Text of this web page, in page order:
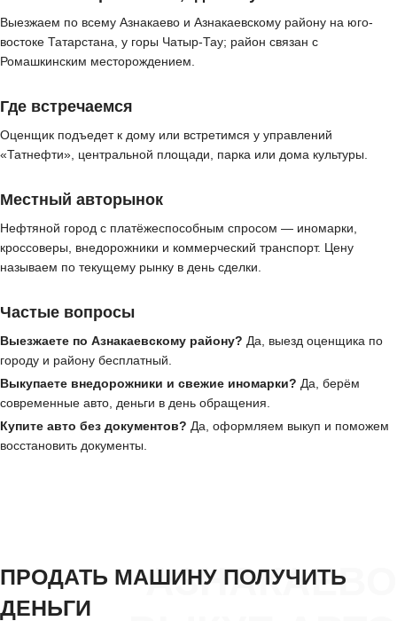
Выезжаем по всему Азнакаево и Азнакаевскому району на юго-
востоке Татарстана, у горы Чатыр-Тау; район связан с
Ромашкинским месторождением.
Где встречаемся
Оценщик подъедет к дому или встретимся у управлений
«Татнефти», центральной площади, парка или дома культуры.
Местный авторынок
Нефтяной город с платёжеспособным спросом — иномарки,
кроссоверы, внедорожники и коммерческий транспорт. Цену
называем по текущему рынку в день сделки.
Частые вопросы
Выезжаете по Азнакаевскому району? Да, выезд оценщика по
городу и району бесплатный.
Выкупаете внедорожники и свежие иномарки? Да, берём
современные авто, деньги в день обращения.
Купите авто без документов? Да, оформляем выкуп и поможем
восстановить документы.
АЗНАКАЕВО
ПРОДАТЬ МАШИНУ ПОЛУЧИТЬ
ДЕНЬГИ